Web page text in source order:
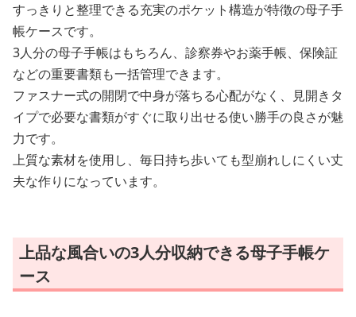
すっきりと整理できる充実のポケット構造が特徴の母子手
帳ケースです。
3人分の母子手帳はもちろん、診察券やお薬手帳、保険証
などの重要書類も一括管理できます。
ファスナー式の開閉で中身が落ちる心配がなく、見開きタ
イプで必要な書類がすぐに取り出せる使い勝手の良さが魅
力です。
上質な素材を使用し、毎日持ち歩いても型崩れしにくい丈
夫な作りになっています。
上品な風合いの3人分収納できる母子手帳ケ
ース